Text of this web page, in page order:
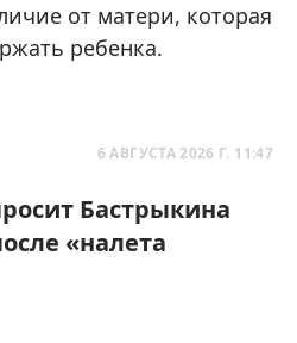
от матери, которая
ребенка.
6 АВГУСТА 2026 Г. 11:47
Бастрыкина
«налета